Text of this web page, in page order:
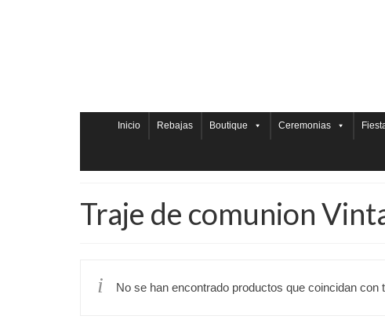
Inicio Rebajas Boutique Ceremonias
Traje de comunion
No se han encontrado productos que coincidan con